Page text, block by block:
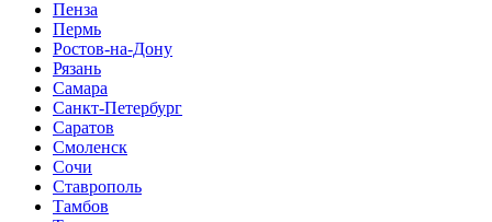
Пенза
Пермь
Ростов-на-Дону
Рязань
Самара
Санкт-Петербург
Саратов
Смоленск
Сочи
Ставрополь
Тамбов